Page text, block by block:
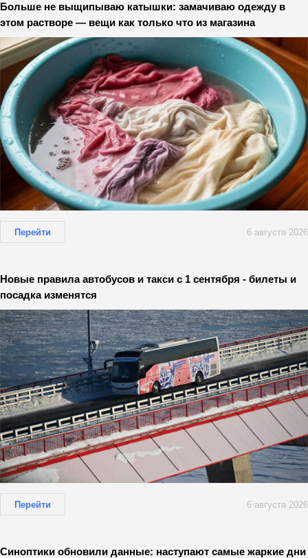
Больше не выщипываю катышки: замачиваю одежду в
этом растворе — вещи как только что из магазина
Перейти 6 августа 2026
Новые правила автобусов и такси с 1 сентября - билеты и
посадка изменятся
Перейти 6 августа 2026
Синоптики обновили данные: наступают самые жаркие дни